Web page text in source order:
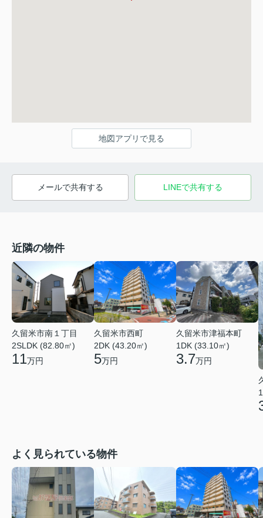
地図アプリで見る
メールで共有する LINEで共有する
近隣の物件
久留米市南１丁目
2SLDK (82.80㎡)
11万円
久留米市西町
2DK (43.20㎡)
5万円
久留米市津福本町
1DK (33.10㎡)
3.7万円
よく見られている物件